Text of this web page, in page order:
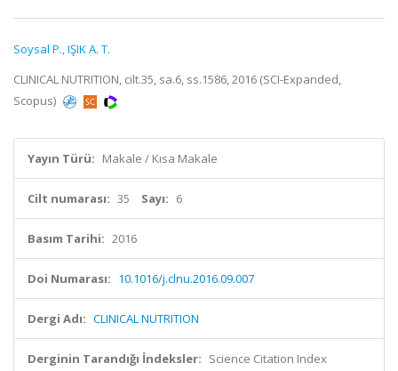
Soysal P.,IŞIK A. T.
CLINICAL NUTRITION, cilt.35, sa.6, ss.1586, 2016 (SCI-Expanded,
Scopus)
Yayın Türü: Makale / Kısa Makale
Cilt numarası: 35 Sayı: 6
Basım Tarihi: 2016
Doi Numarası: 10.1016/j.clnu.2016.09.007
Dergi Adı: CLINICAL NUTRITION
Derginin Tarandığı İndeksler: Science Citation Index